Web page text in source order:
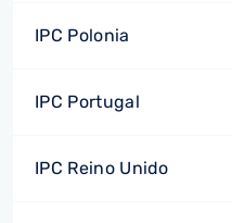
IPC Polonia
IPC Portugal
IPC Reino Unido